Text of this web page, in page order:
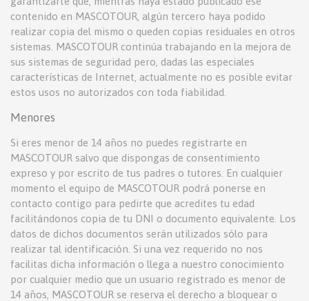
contenido en MASCOTOUR, algún tercero haya podido
realizar copia del mismo o queden copias residuales en otros
sistemas. MASCOTOUR continúa trabajando en la mejora de
sus sistemas de seguridad pero, dadas las especiales
características de Internet, actualmente no es posible evitar
estos usos no autorizados con toda fiabilidad.
Menores
Si eres menor de 14 años no puedes registrarte en
MASCOTOUR salvo que dispongas de consentimiento
expreso y por escrito de tus padres o tutores. En cualquier
momento el equipo de MASCOTOUR podrá ponerse en
contacto contigo para pedirte que acredites tu edad
facilitándonos copia de tu DNI o documento equivalente. Los
datos de dichos documentos serán utilizados sólo para
realizar tal identificación. Si una vez requerido no nos
facilitas dicha información o llega a nuestro conocimiento
por cualquier medio que un usuario registrado es menor de
14 años, MASCOTOUR se reserva el derecho a bloquear o